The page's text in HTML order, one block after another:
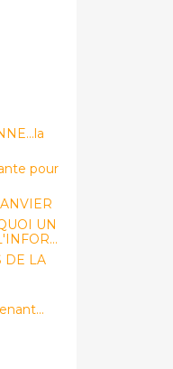
pour
UN
DE LA